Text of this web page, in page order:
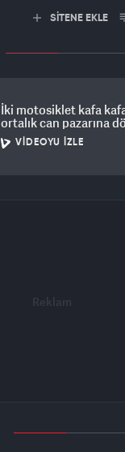
SİTENE EKLE
İki motosiklet kafa
ortalık can pazarına
VIDEOYU İZLE